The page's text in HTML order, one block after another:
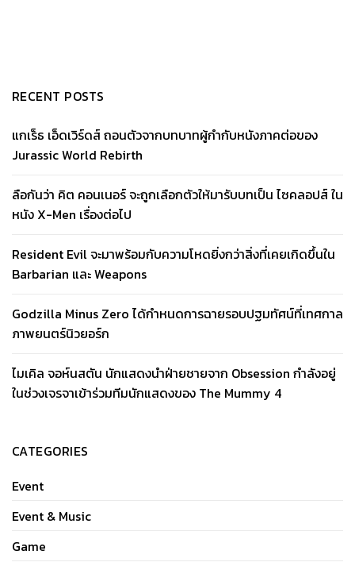
RECENT POSTS
แกเร็ธ เอ็ดเวิร์ดส์ ถอนตัวจากบทบาทผู้กำกับหนังภาคต่อของ
Jurassic World Rebirth
ลือกันว่า คิต คอนเนอร์ จะถูกเลือกตัวให้มารับบทเป็น ไซคลอปส์ ใน
หนัง X-Men เรื่องต่อไป
Resident Evil จะมาพร้อมกับความโหดยิ่งกว่าสิ่งที่เคยเกิดขึ้นใน
Barbarian และ Weapons
Godzilla Minus Zero ได้กำหนดการฉายรอบปฐมทัศน์ที่เทศกาล
ภาพยนตร์นิวยอร์ก
ไมเคิล จอห์นสตัน นักแสดงนำฝ่ายชายจาก Obsession กำลังอยู่
ในช่วงเจรจาเข้าร่วมทีมนักแสดงของ The Mummy 4
CATEGORIES
Event
Event & Music
Game